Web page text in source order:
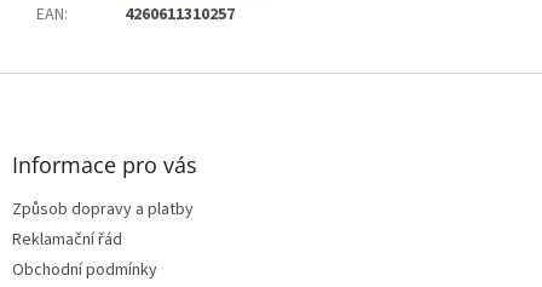
EAN: 4260611310257
Z
Informace pro vás
Způsob dopravy a platby
Reklamační řád
Obchodní podmínky